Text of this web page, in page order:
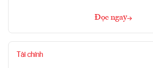
Đọc ngay
Tài chính